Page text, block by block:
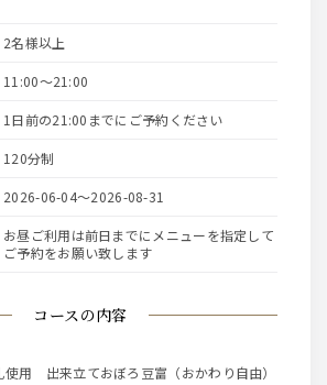
コースの内容
用 出来立ておぼろ豆富（おかわり自由）
2名様以上
11:00〜21:00
1日前の21:00までにご予約ください
120分制
2026-06-04〜2026-08-31
お昼ご利用は前日までにメニューを指定して
ご予約をお願い致します